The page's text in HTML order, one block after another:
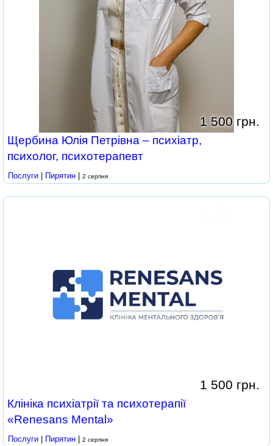
1 500 грн.
Щербина Юлія Петрівна – психіатр,
психолог, психотерапевт
Послуги Пирятин 2 серпня
1 500 грн.
Клініка психіатрії та психотерапії
«Renesans Mental»
Послуги Пирятин 2 серпня